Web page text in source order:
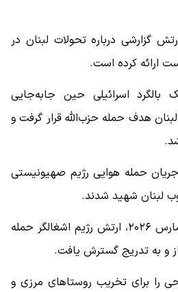
گزارشی درباره تحولات لبنان در
ارائه کرده است.
اسرائیلی حین جابه‌جایی
هدف حمله حزب‌الله قرار گرفت و
حمله هوایی رژیم صهیونیستی
لبنان شهید شدند.
شایان ذکر است که در ۲ مارس ۲۰۲۶، ارتش رژیم اشغالگر حمله
و به تدریج گسترش یافت.
را برای تخریب روستاهای مرزی و